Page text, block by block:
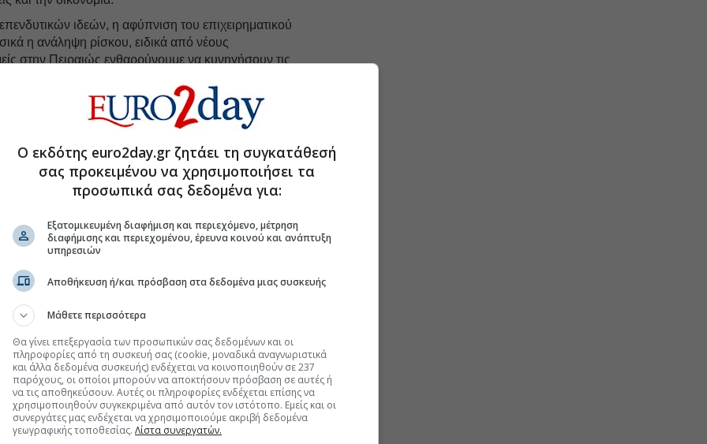
ιδεών, η αφύπνιση του επιχειρηματικού
η ανάληψη ρίσκου, ειδικά από νέους
στην Πειραιώς ενθαρρύνουμε να κυνηγήσουν τις
εξελίξεις με την υπογραφη εγκυρότητας του Euro2day.gr
FOLLOW US
Ακολουθήστε τη σελίδα του στο Linkedin
#Τράπεζα Πειραιώς
της επιστροφής κεφαλαίου
κάρτες της Τράπεζας Πειραιώς
επέκταση θωρακίζουν τις ελληνικές
το πρώτο εξάμηνο
Ο εκδότης euro2day.gr ζητάει τη συγκατάθεσή
σας προκειμένου να χρησιμοποιήσει τα
προσωπικά σας δεδομένα για:
Εξατομικευμένη διαφήμιση και περιεχόμενο, μέτρηση
διαφήμισης και περιεχομένου, έρευνα κοινού και ανάπτυξη
υπηρεσιών
Αποθήκευση ή/και πρόσβαση στα δεδομένα μιας συσκευής
Μάθετε περισσότερα
Θα γίνει επεξεργασία των προσωπικών σας δεδομένων και οι
πληροφορίες από τη συσκευή σας (cookie, μοναδικά αναγνωριστικά
και άλλα δεδομένα συσκευής) ενδέχεται να κοινοποιηθούν σε 237
παρόχους, οι οποίοι μπορούν να αποκτήσουν πρόσβαση σε αυτές ή
να τις αποθηκεύσουν. Αυτές οι πληροφορίες ενδέχεται επίσης να
χρησιμοποιηθούν συγκεκριμένα από αυτόν τον ιστότοπο. Εμείς και οι
συνεργάτες μας ενδέχεται να χρησιμοποιούμε ακριβή δεδομένα
γεωγραφικής τοποθεσίας. Λίστα συνεργατών.